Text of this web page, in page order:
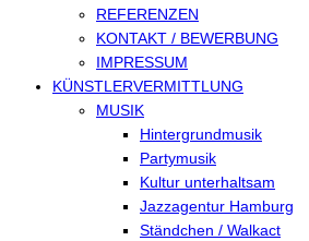
REFERENZEN
KONTAKT / BEWERBUNG
IMPRESSUM
KÜNSTLERVERMITTLUNG
MUSIK
Hintergrundmusik
Partymusik
Kultur unterhaltsam
Jazzagentur Hamburg
Ständchen / Walkact